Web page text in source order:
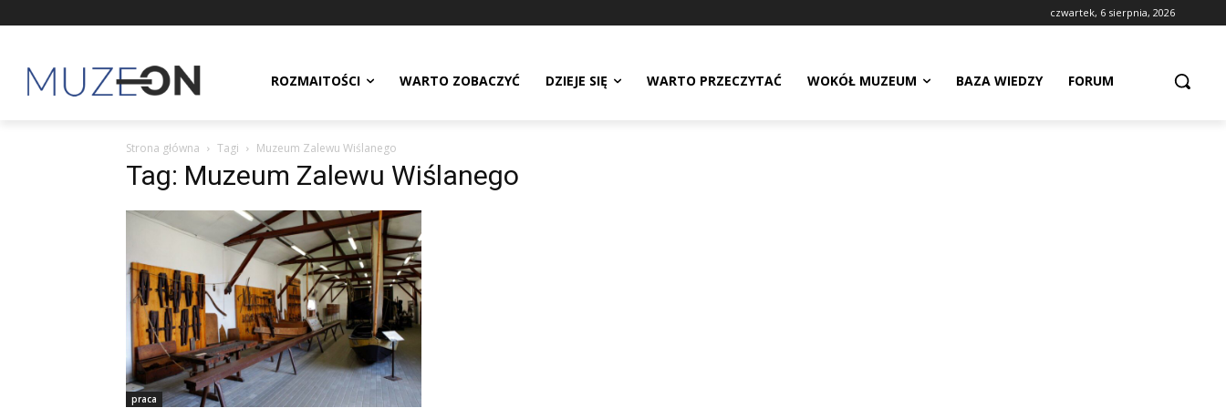
czwartek, 6 sierpnia, 2026
ROZMAITOŚCI WARTO ZOBACZYĆ DZIEJE SIĘ WARTO PRZECZYTAĆ WOKÓŁ MUZEUM BAZA WIEDZY FORUM
Strona główna Tagi Muzeum Zalewu Wiślanego
Tag: Muzeum Zalewu Wiślanego
praca